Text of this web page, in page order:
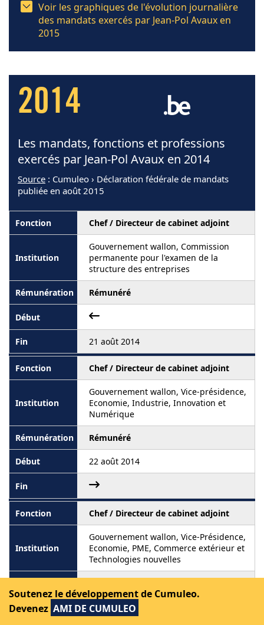
Voir les graphiques de l'évolution journalière
des mandats exercés par Jean-Pol Avaux en
2015
2014
Les mandats, fonctions et professions
exercés par Jean-Pol Avaux en 2014
Source : Cumuleo › Déclaration fédérale de mandats
publiée en août 2015
Chef / Directeur de cabinet adjoint
Gouvernement wallon, Commission
permanente pour l'examen de la
structure des entreprises
Rémunéré
21 août 2014
Chef / Directeur de cabinet adjoint
Gouvernement wallon, Vice-présidence,
Economie, Industrie, Innovation et
Numérique
Rémunéré
22 août 2014
Chef / Directeur de cabinet adjoint
Gouvernement wallon, Vice-Présidence,
Economie, PME, Commerce extérieur et
Technologies nouvelles
Soutenez le développement de Cumuleo.
Devenez AMI DE CUMULEO